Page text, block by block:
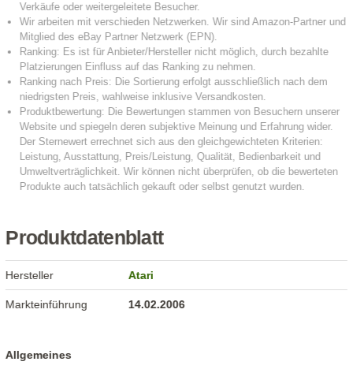
Produktdatenblatt
Hersteller Atari
Markteinführung 14.02.2006
Allgemeines